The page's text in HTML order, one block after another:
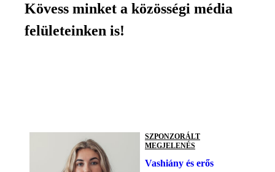
Kövess minket a közösségi média
felületeinken is!
SZPONZORÁLT
MEGJELENÉS
Vashiány és erős